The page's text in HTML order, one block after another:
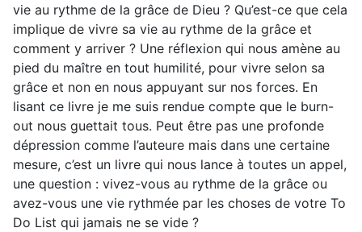
vie au rythme de la grâce de Dieu ? Qu’est-ce que cela
implique de vivre sa vie au rythme de la grâce et
comment y arriver ? Une réflexion qui nous amène au
pied du maître en tout humilité, pour vivre selon sa
grâce et non en nous appuyant sur nos forces. En
lisant ce livre je me suis rendue compte que le burn-
out nous guettait tous. Peut être pas une profonde
dépression comme l’auteure mais dans une certaine
mesure, c’est un livre qui nous lance à toutes un appel,
une question : vivez-vous au rythme de la grâce ou
avez-vous une vie rythmée par les choses de votre To
Do List qui jamais ne se vide ?